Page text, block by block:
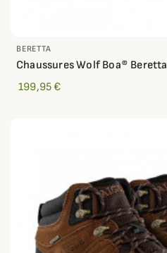
BERETTA
Chaussures Wolf Boa® Beretta
199,95 €